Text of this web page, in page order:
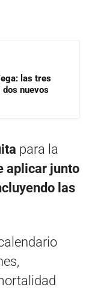
las tres
nuevos
para la
aplicar junto
las